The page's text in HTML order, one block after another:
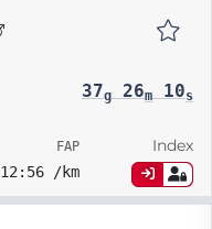
37g26m10s
FAP
12:56 /km
Index